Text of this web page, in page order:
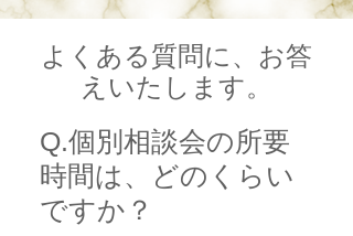
よくある質問に、お答
えいたします。
Q.個別相談会の所要
時間は、どのくらい
ですか？